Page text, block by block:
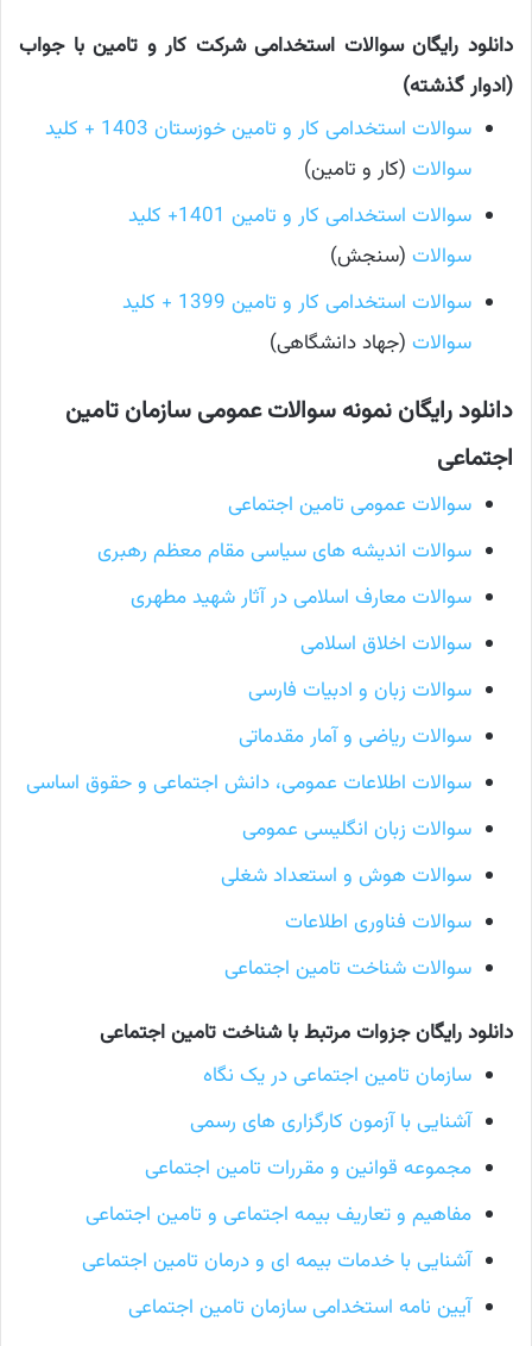
دانلود رایگان سوالات استخدامی شرکت کار و تامین با جواب
(ادوار گذشته)
سوالات استخدامی کار و تامین خوزستان 1403 + کلید
سوالات (کار و تامین)
سوالات استخدامی کار و تامین 1401
+ کلید
سوالات (سنجش)
سوالات استخدامی کار و تامین 1399
+ کلید
سوالات (جهاد دانشگاهی)
دانلود رایگان نمونه سوالات عمومی سازمان تامین
اجتماعی
سوالات عمومی تامین اجتماعی
سوالات اندیشه های سیاسی مقام معظم رهبری
سوالات معارف اسلامی در آثار شهید مطهری
سوالات اخلاق اسلامی
سوالات زبان و ادبیات فارسی
سوالات ریاضی و آمار مقدماتی
سوالات اطلاعات عمومی، دانش اجتماعی و حقوق اساسی
سوالات زبان انگلیسی عمومی
سوالات هوش و استعداد شغلی
سوالات فناوری اطلاعات
سوالات شناخت تامین اجتماعی
دانلود رایگان جزوات مرتبط با شناخت تامین اجتماعی
سازمان تامین اجتماعی در یک نگاه
آشنایی با آزمون کارگزاری های رسمی
مجموعه قوانین و مقررات تامین اجتماعی
مفاهيم و تعاريف بیمه اجتماعی و تامین اجتماعی
آشنایی با خدمات بیمه ای و درمان تامین اجتماعی
آیین نامه استخدامی سازمان تامین اجتماعی